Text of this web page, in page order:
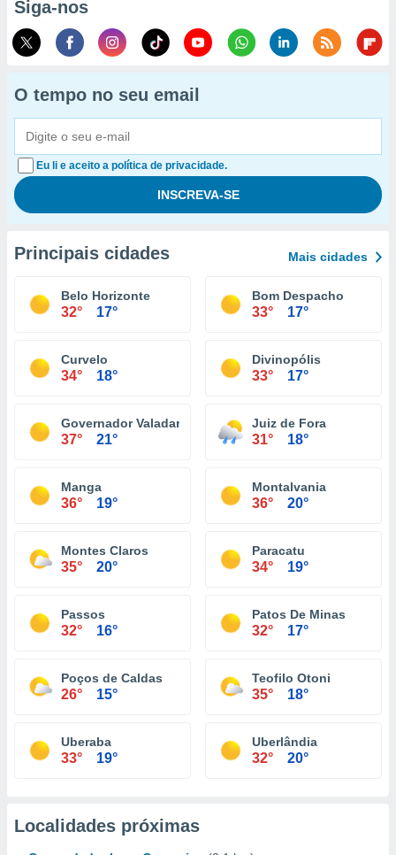
Siga-nos
O tempo no seu email
Eu li e aceito a política de privacidade.
Principais cidades Mais cidades
Belo Horizonte
32° 17°
Bom Despacho
33° 17°
Curvelo
34° 18°
Divinopólis
33° 17°
Governador Valadares
37° 21°
Juiz de Fora
31° 18°
Manga
36° 19°
Montalvania
36° 20°
Montes Claros
35° 20°
Paracatu
34° 19°
Passos
32° 16°
Patos De Minas
32° 17°
Poços de Caldas
26° 15°
Teofilo Otoni
35° 18°
Uberaba
33° 19°
Uberlândia
32° 20°
Localidades próximas